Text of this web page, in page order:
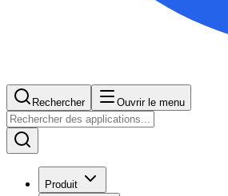
Rechercher Ouvrir le menu
Produit